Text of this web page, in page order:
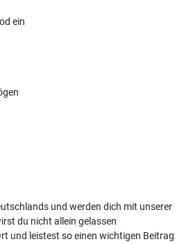
ein
und werden dich mit unserer
du nicht allein gelassen
und leistest so einen wichtigen Beitrag